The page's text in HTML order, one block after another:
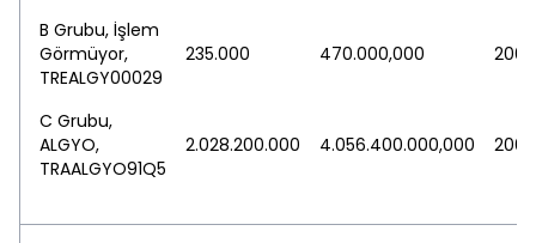
B Grubu, İşlem
Görmüyor,
TREALGY00029
235.000 470.000,000
C Grubu,
ALGYO,
TRAALGYO91Q5
2.028.200.000 4.056.400.000,000